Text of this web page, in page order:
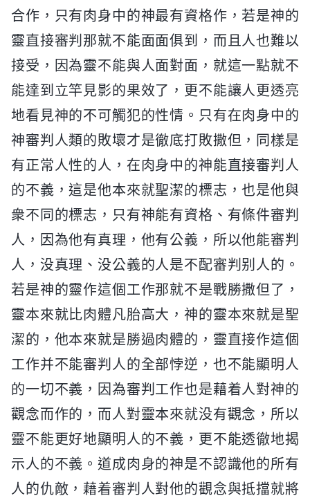
合作，只有肉身中的神最有資格作，若是神的
靈直接審判那就不能面面俱到，而且人也難以
接受，因為靈不能與人面對面，就這一點就不
能達到立竿見影的果效了，更不能讓人更透亮
地看見神的不可觸犯的性情。只有在肉身中的
神審判人類的敗壞才是徹底打敗撒但，同樣是
有正常人性的人，在肉身中的神能直接審判人
的不義，這是他本來就聖潔的標志，也是他與
衆不同的標志，只有神能有資格、有條件審判
人，因為他有真理，他有公義，所以他能審判
人，没真理、没公義的人是不配審判别人的。
若是神的靈作這個工作那就不是戰勝撒但了，
靈本來就比肉體凡胎高大，神的靈本來就是聖
潔的，他本來就是勝過肉體的，靈直接作這個
工作并不能審判人的全部悖逆，也不能顯明人
的一切不義，因為審判工作也是藉着人對神的
觀念而作的，而人對靈本來就没有觀念，所以
靈不能更好地顯明人的不義，更不能透徹地揭
示人的不義。道成肉身的神是不認識他的所有
人的仇敵，藉着審判人對他的觀念與抵擋就將